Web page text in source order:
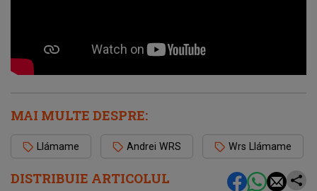
DISTRIBUIE ARTICOLUL
MAI MULTE DESPRE:
Llámame Andrei WRS Wrs Llámame